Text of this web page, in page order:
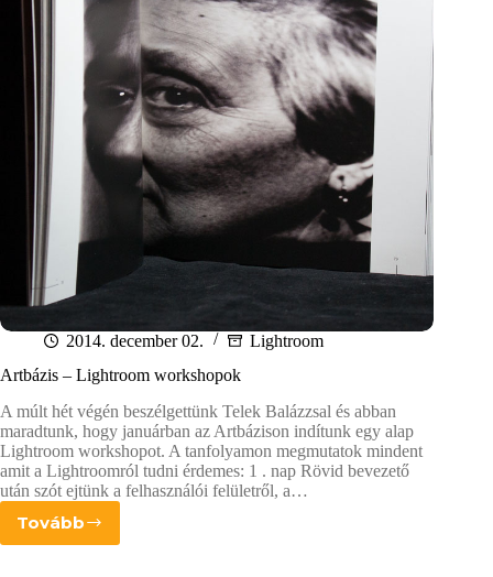
2014. december 02.
Lightroom
Artbázis – Lightroom workshopok
A múlt hét végén beszélgettünk Telek Balázzsal és abban
maradtunk, hogy januárban az Artbázison indítunk egy alap
Lightroom workshopot. A tanfolyamon megmutatok mindent
amit a Lightroomról tudni érdemes: 1 . nap Rövid bevezető
után szót ejtünk a felhasználói felületről, a…
TovábbArtbázis